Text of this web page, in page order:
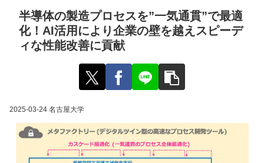
半導体の製造プロセスを”一気通貫”で最適
化！AI活用により企業の壁を越えスピーデ
ィな性能改善に貢献
2025-03-24 名古屋大学